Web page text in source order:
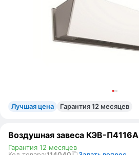
Лучшая цена Гарантия 12 месяцев
Воздушная завеса КЭВ-П4116A
Гарантия 12 месяцев